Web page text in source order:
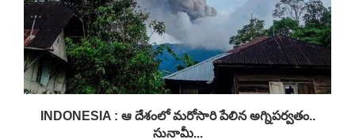
INDONESIA : ఆ దేశంలో మరోసారి పేలిన అగ్నిపర్వతం..
సునామీ...